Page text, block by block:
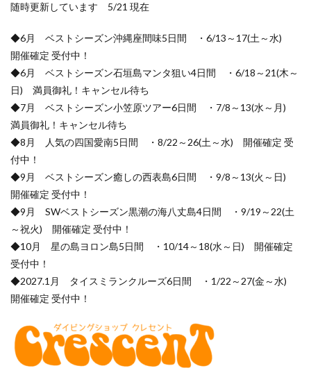
随時更新しています 5/21 現在
◆6月 ベストシーズン沖縄座間味5日間 ・6/13～17(土～水)
開催確定 受付中！
◆6月 ベストシーズン石垣島マンタ狙い4日間 ・6/18～21(木～
日) 満員御礼！キャンセル待ち
◆7月 ベストシーズン小笠原ツアー6日間 ・7/8～13(水～月)
満員御礼！キャンセル待ち
◆8月 人気の四国愛南5日間 ・8/22～26(土～水) 開催確定 受
付中！
◆9月 ベストシーズン癒しの西表島6日間 ・9/8～13(火～日)
開催確定 受付中！
◆9月 SWベストシーズン黒潮の海八丈島4日間 ・9/19～22(土
～祝火) 開催確定 受付中！
◆10月 星の島ヨロン島5日間 ・10/14～18(水～日) 開催確定
受付中！
◆2027.1月 タイスミランクルーズ6日間 ・1/22～27(金～水)
開催確定 受付中！